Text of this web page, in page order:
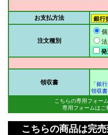
お支払方法
注文種別
領収書
「銀
領収
こちらの専用フォー
専用フォームはご
こちらの商品は完